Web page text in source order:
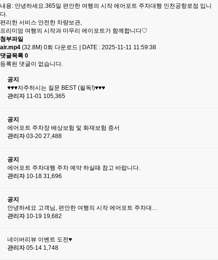
내용: 안녕하세요.365일 편안한 여행의 시작 에어포트 주차대행 인천공항로점 입니
다.
편리한 서비스 안전한 차량보관,
프리미엄 여행의 시작과 마무리 에이포트가 함께합니다♡
첨부파일
air.mp4 (32.8M) 0회 다운로드
DATE : 2025-11-11 11:59:38
댓글목록 0
등록된 댓글이 없습니다.
공지
♥♥♥자주하시는 질문 BEST (필독!)♥♥♥
관리자 11-01 105,365
공지
에어포트 주차장 배상보험 및 화재보험 증서
관리자 03-20 27,488
공지
에어포트 주차대행 주차 예약 하실때 참고 바랍니다.
관리자 10-18 31,696
공지
안녕하세요 고객님, 편안한 여행의 시작 에어포트 주차대…
관리자 10-19 19,682
네이버리뷰 이벤트 도전♥
관리자 05-14 1,748